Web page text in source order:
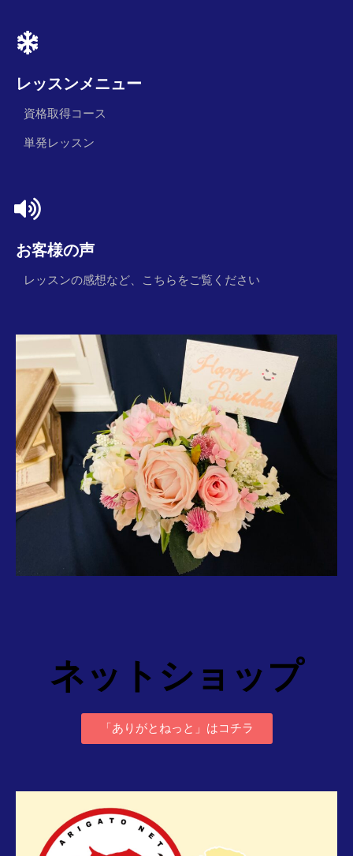
レッスンメニュー
資格取得コース
単発レッスン
お客様の声
レッスンの感想など、こちらをご覧ください
ネットショップ
「ありがとねっと」はコチラ